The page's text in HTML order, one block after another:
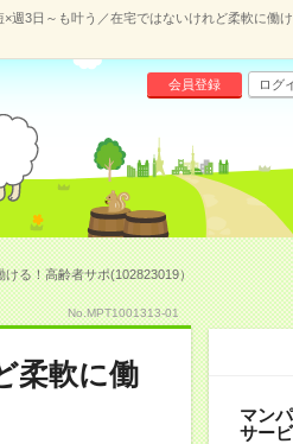
×週3日～も叶う／在宅ではないけれど柔軟に働
会員登録 ログ
る！高齢者サポ(102823019）
No.MPT1001313-01
柔軟に働
マン
サー